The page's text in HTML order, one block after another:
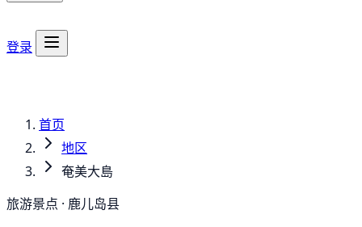
登录
首页
地区
奄美大島
旅游景点 · 鹿儿岛县